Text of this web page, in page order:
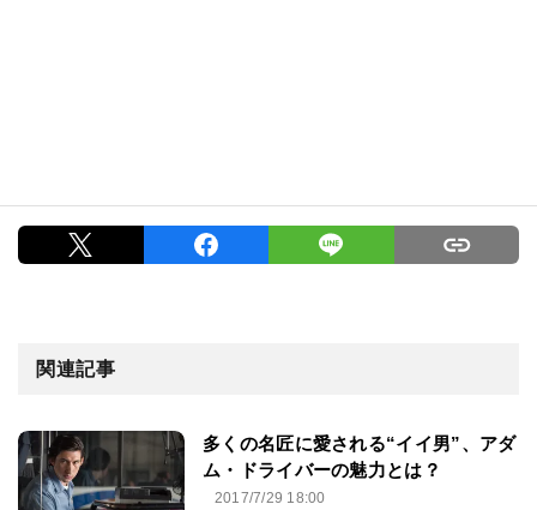
関連記事
多くの名匠に愛される“イイ男”、アダ
ム・ドライバーの魅力とは？
2017/7/29 18:00